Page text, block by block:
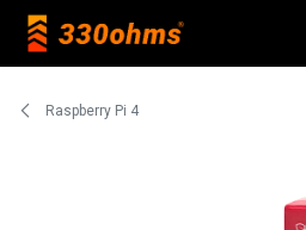
Raspberry Pi 4